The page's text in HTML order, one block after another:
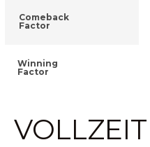
Comeback
Factor
Winning
Factor
VOLLZEIT